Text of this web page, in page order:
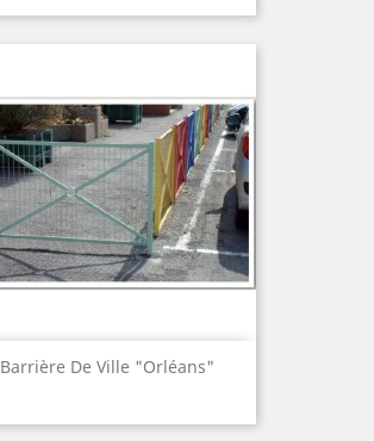
Barrière De Ville "Orléans"